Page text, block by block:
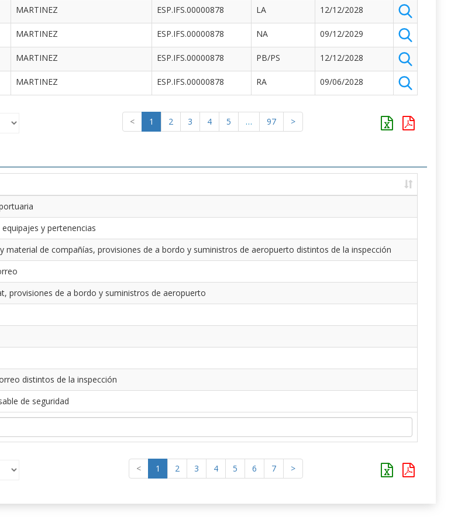
MARTINEZ ESP.IFS.00000878 LA 12/12/2028
MARTINEZ ESP.IFS.00000878 NA 09/12/2029
MARTINEZ ESP.IFS.00000878 PB/PS 12/12/2028
MARTINEZ ESP.IFS.00000878 RA 09/06/2028
< 1 2 3 4 5 … 97 >
y pertenencias
material de compañías, provisiones de a bordo y suministros de aeropuerto distintos de la inspección
provisiones de a bordo y suministros de aeropuerto
distintos de la inspección
de seguridad
< 1 2 3 4 5 6 7 >